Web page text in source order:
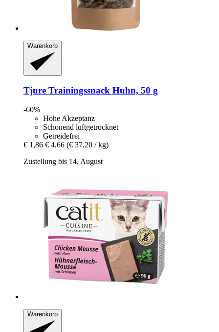
Warenkorb
Tjure Trainingssnack Huhn, 50 g
-60%
Hohe Akzeptanz
Schonend luftgetrocknet
Getreidefrei
€ 1,86 € 4,66 (€ 37,20 / kg)
Zustellung bis 14. August
Warenkorb